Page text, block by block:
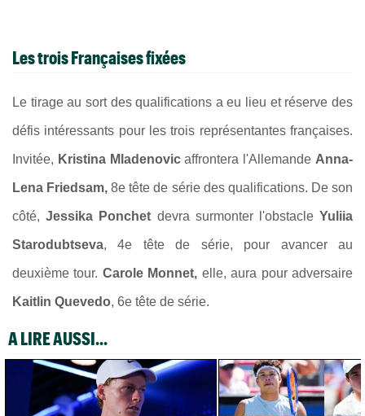
Les trois Françaises fixées
Le tirage au sort des qualifications a eu lieu et réserve des
défis intéressants pour les trois représentantes françaises.
Invitée, Kristina Mladenovicaffrontera l'Allemande Anna-
Lena Friedsam, 8e tête de série des qualifications. De son
côté,Jessika Ponchet devra surmonter l'obstacleYuliia
Starodubtseva, 4e tête de série, pour avancer au
deuxième tour. Carole Monnet, elle, aura pour adversaire
Kaitlin Quevedo, 6e tête de série.
A LIRE AUSSI...